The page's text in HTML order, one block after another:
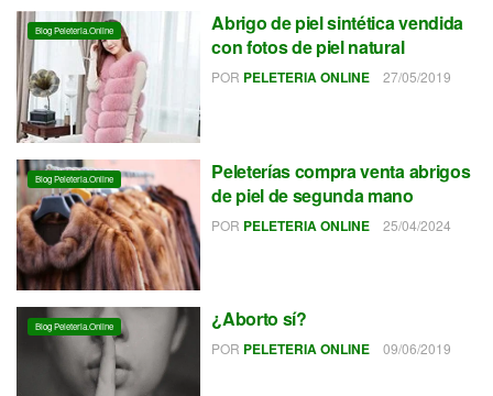
Blog Peleteria.online
Abrigo de piel sintética vendida
con fotos de piel natural
POR PELETERIA ONLINE 27/05/2019
Blog Peleteria.online
Peleterías compra venta abrigos
de piel de segunda mano
POR PELETERIA ONLINE 25/04/2024
Blog Peleteria.online ¿Aborto sí?
POR PELETERIA ONLINE 09/06/2019